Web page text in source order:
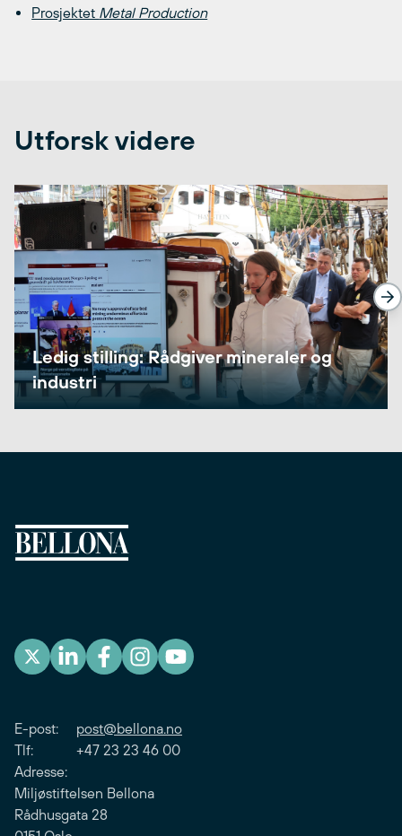
Prosjektet Metal Production
Utforsk videre
Ledig stilling: Rådgiver mineraler og
industri
E-post: post@bellona.no
Tlf: +47 23 23 46 00
Adresse:
Miljøstiftelsen Bellona
Rådhusgata 28